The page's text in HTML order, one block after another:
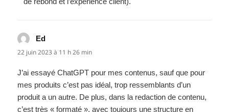
Ed
22 juin 2023 à 11 h 26 min
J’ai essayé ChatGPT pour mes contenus, sauf que pour
mes produits c’est pas idéal, trop ressemblants d’un
produit a un autre. De plus, dans la redaction de contenu,
c’est très « formaté », avec toujours une structure en